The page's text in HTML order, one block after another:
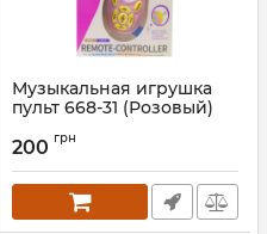
Музыкальная игрушка
пульт 668-31 (Розовый)
200 грн